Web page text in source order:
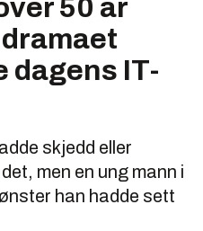
50 år
dagens IT-
skjedd eller
men en ung mann i
han hadde sett